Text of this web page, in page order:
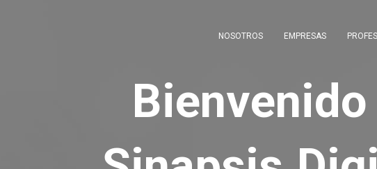
NOSOTROS EMPRESAS
Bienvenido